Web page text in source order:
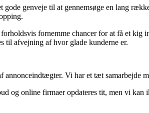
gode genveje til at gennemsøge en lang
fornemme chancer for at få et kig
til afvejning af hvor glade kunderne er.
annonceindtægter. Vi har et tæt samarbejde
og online firmaer opdateres tit, men vi